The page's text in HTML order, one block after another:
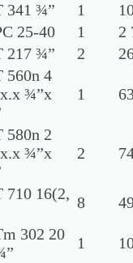
341 ¾” 1
25-40 1
2
217 ¾” 2
560n 4
¾”х
1
580n 2
¾”х
2
710 16(2, 8
302 20
1